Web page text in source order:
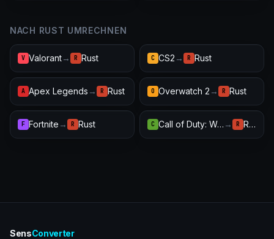
NACH RUST UMRECHNEN
V Valorant→ R Rust C CS2 → R Rust
A Apex Legends → R Rust O Overwatch 2 → R Rust
F Fortnite → R Rust C Call of Duty: Warzone → R Rust
SensConverter